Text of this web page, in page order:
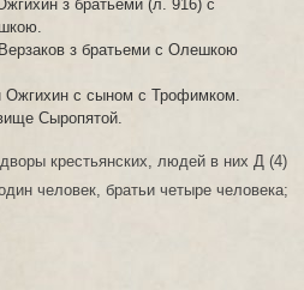
з братьеми (л. 916) с
з братьеми с Олешкою
Ожгихин с сыном с Трофимком.
Сыропятой.
крестьянских, людей в них Д (4)
человек, братьи четыре человека;